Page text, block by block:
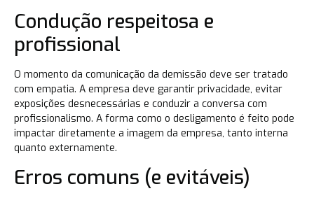
Condução respeitosa e
profissional
O momento da comunicação da demissão deve ser tratado
com empatia. A empresa deve garantir privacidade, evitar
exposições desnecessárias e conduzir a conversa com
profissionalismo. A forma como o desligamento é feito pode
impactar diretamente a imagem da empresa, tanto interna
quanto externamente.
Erros comuns (e evitáveis)